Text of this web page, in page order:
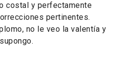
costal y perfectamente
pertinentes.
no le veo la valentía y